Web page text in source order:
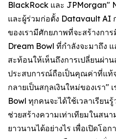
BlackRock และ JPMorgan"
และผู้ร่วมก่อตั้ง Datavault AI
ของเรามีศักยภาพที่จะสร้างกา
Dream Bowl ที่กำลังจะมาถึง
สะท้อนให้เห็นถึงการเปลี่ยนผ่า
ประสบการณ์ถือเป็นคุณค่าที่แท้
กลายเป็นสกุลเงินใหม่ของเรา"
Bowl ทุกคนจะได้ใช้เวลาเรียน
ช่วยสร้างความเท่าเทียมในสน
ยาวนานได้อย่างไร เพื่อเปิดโอ